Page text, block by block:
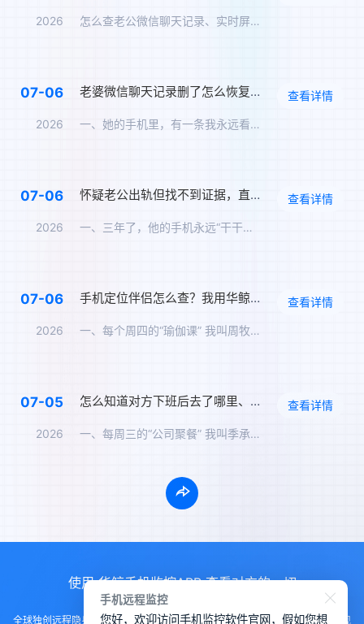
2026 怎么查老公微信聊天记录、实时屏幕同步功能、对方不知情的监控软…
07-06
2026
老婆微信聊天记录删了怎么恢复？我用华鲸“删除恢复+屏幕同步”结束了半年猜疑
一、她的手机里，有一条我永远看不到的线 我叫顾衍，今年36岁…
查看详情
07-06
2026
怀疑老公出轨但找不到证据，直到用了这个“远程监控软件”
一、三年了，他的手机永远“干干净净” 我叫姜黎，今年33岁，…
查看详情
07-06
2026
手机定位伴侣怎么查？我用华鲸“历史轨迹+环境录音”发现了她每周四的固定行程
一、每个周四的“瑜伽课” 我叫周牧之，今年41岁，在一家食品…
查看详情
07-05
2026
怎么知道对方下班后去了哪里、对方不知情的定位追踪、实时定位伴侣
一、每周三的“公司聚餐” 我叫季承，今年40岁，在市政工程公…
查看详情
使用 华鲸手机监控APP 查看对方的一切
全球独创远程隐身运行监控手机，不用经过对方同意安装，100%不让对方发现
手机远程监控
您好，欢迎访问手机监控软件官网，假如您想